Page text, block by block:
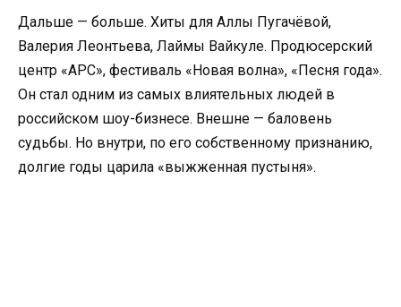
Дальше — больше. Хиты для Аллы Пугачёвой,
Валерия Леонтьева, Лаймы Вайкуле. Продюсерский
центр «АРС», фестиваль «Новая волна», «Песня года».
Он стал одним из самых влиятельных людей в
российском шоу-бизнесе. Внешне — баловень
судьбы. Но внутри, по его собственному признанию,
долгие годы царила «выжженная пустыня».